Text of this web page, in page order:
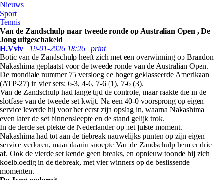
Nieuws
Sport
Tennis
Van de Zandschulp naar tweede ronde op Australian Open , De
Jong uitgeschakeld
H.Vviv
19-01-2026 18:26
print
Botic van de Zandschulp heeft zich met een overwinning op Brandon
Nakashima geplaatst voor de tweede ronde van de Australian Open.
De mondiale nummer 75 versloeg de hoger geklasseerde Amerikaan
(ATP-27) in vier sets: 6-3, 4-6, 7-6 (1), 7-6 (3).
Van de Zandschulp had lange tijd de controle, maar raakte die in de
slotfase van de tweede set kwijt. Na een 40-0 voorsprong op eigen
service leverde hij voor het eerst zijn opslag in, waarna Nakashima
even later de set binnensleepte en de stand gelijk trok.
In de derde set piekte de Nederlander op het juiste moment.
Nakashima had tot aan de tiebreak nauwelijks punten op zijn eigen
service verloren, maar daarin snoepte Van de Zandschulp hem er drie
af. Ook de vierde set kende geen breaks, en opnieuw toonde hij zich
koelbloedig in de tiebreak, met vier winners op de beslissende
momenten.